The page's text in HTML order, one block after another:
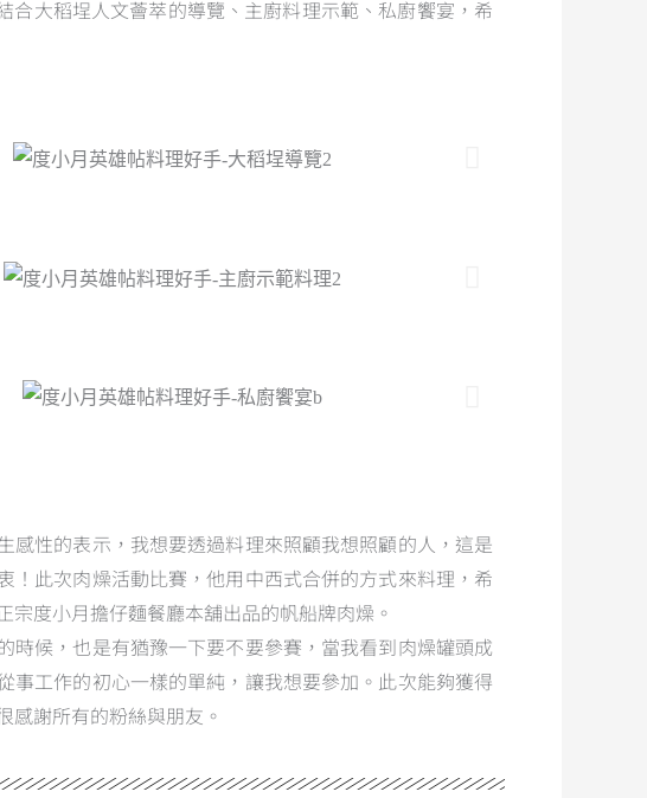
大稻埕人文薈萃的導覽、主廚料理示範、私廚饗宴，希
感性的表示，我想要透過料理來照顧我想照顧的人，這是
！此次肉燥活動比賽，他用中西式合併的方式來料理，希
宗度小月擔仔麵餐廳本舖出品的帆船牌肉燥。
時候，也是有猶豫一下要不要參賽，當我看到肉燥罐頭成
事工作的初心一樣的單純，讓我想要參加。此次能夠獲得
感謝所有的粉絲與朋友。